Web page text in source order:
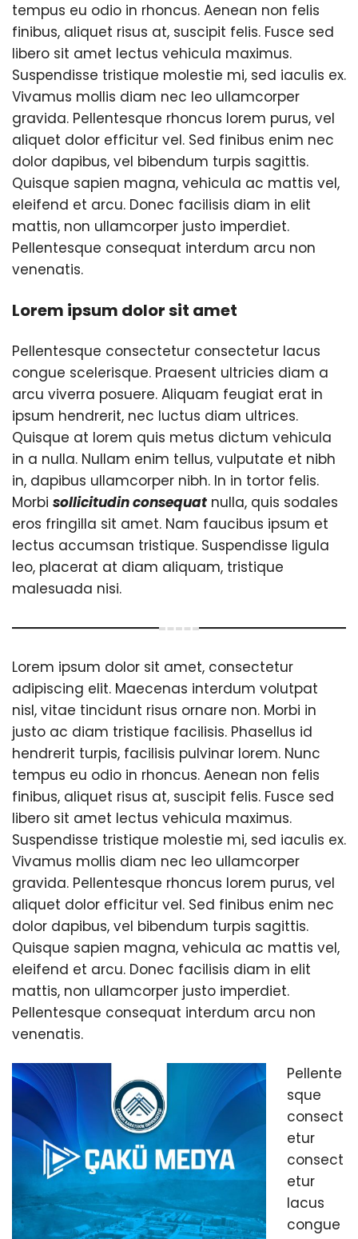
tempus eu odio in rhoncus. Aenean non felis
finibus, aliquet risus at, suscipit felis. Fusce sed
libero sit amet lectus vehicula maximus.
Suspendisse tristique molestie mi, sed iaculis ex.
Vivamus mollis diam nec leo ullamcorper
gravida. Pellentesque rhoncus lorem purus, vel
aliquet dolor efficitur vel. Sed finibus enim nec
dolor dapibus, vel bibendum turpis sagittis.
Quisque sapien magna, vehicula ac mattis vel,
eleifend et arcu. Donec facilisis diam in elit
mattis, non ullamcorper justo imperdiet.
Pellentesque consequat interdum arcu non
venenatis.
Lorem ipsum dolor sit amet
Pellentesque consectetur consectetur lacus
congue scelerisque. Praesent ultricies diam a
arcu viverra posuere. Aliquam feugiat erat in
ipsum hendrerit, nec luctus diam ultrices.
Quisque at lorem quis metus dictum vehicula
in a nulla. Nullam enim tellus, vulputate et nibh
in, dapibus ullamcorper nibh. In in tortor felis.
Morbi sollicitudin consequat nulla, quis sodales
eros fringilla sit amet. Nam faucibus ipsum et
lectus accumsan tristique. Suspendisse ligula
leo, placerat at diam aliquam, tristique
malesuada nisi.
Lorem ipsum dolor sit amet, consectetur
adipiscing elit. Maecenas interdum volutpat
nisl, vitae tincidunt risus ornare non. Morbi in
justo ac diam tristique facilisis. Phasellus id
hendrerit turpis, facilisis pulvinar lorem. Nunc
tempus eu odio in rhoncus. Aenean non felis
finibus, aliquet risus at, suscipit felis. Fusce sed
libero sit amet lectus vehicula maximus.
Suspendisse tristique molestie mi, sed iaculis ex.
Vivamus mollis diam nec leo ullamcorper
gravida. Pellentesque rhoncus lorem purus, vel
aliquet dolor efficitur vel. Sed finibus enim nec
dolor dapibus, vel bibendum turpis sagittis.
Quisque sapien magna, vehicula ac mattis vel,
eleifend et arcu. Donec facilisis diam in elit
mattis, non ullamcorper justo imperdiet.
Pellentesque consequat interdum arcu non
venenatis.
Pellente
sque
consect
etur
consect
etur
lacus
congue